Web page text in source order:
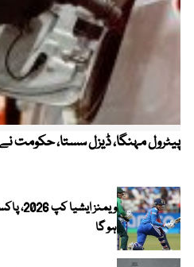
پیٹرول مہنگا، ڈیزل سستا، حکومت
ویمنز
ہو گا